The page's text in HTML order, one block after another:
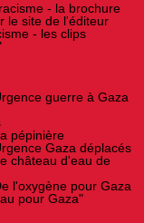
- la brochure
le site de l'éditeur
- les clips
guerre à Gaza
pépinière
Gaza déplacés
château d'eau de
l'oxygène pour Gaza
pour Gaza"